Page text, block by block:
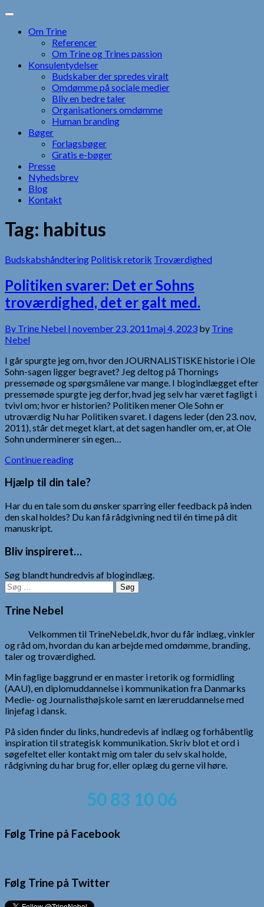
Skip
contentOm Trine
Referencer
Om Trine og Trines passion
Konsulentydelser
Budskaber der spredes viralt
Omdømme på sociale medier
Bliv en bedre taler
Organisationers omdømme
Human branding
Bøger
Forlagsbøger
Gratis e-bøger
Presse
Nyhedsbrev
Blog
Kontakt
Tag: habitus
Budskabshåndtering Politisk retorik Troværdighed
Politiken svarer: Det er Sohns
troværdighed, det er galt med.
By Trine Nebel | november 23, 2011maj 4, 2023 by Trine
Nebel
I går spurgte jeg om, hvor den JOURNALISTISKE historie i Ole
Sohn-sagen ligger begravet? Jeg deltog på Thornings
pressemøde og spørgsmålene var mange. I blogindlægget efter
pressemøde spurgte jeg derfor, hvad jeg selv har været fagligt i
tvivl om; hvor er historien? Politiken mener Ole Sohn er
utroværdig Nu har Politiken svaret. I dagens leder (den 23. nov,
2011), står det meget klart, at det sagen handler om, er, at Ole
Sohn underminerer sin egen…
Continue reading
Hjælp til din tale?
Har du en tale som du ønsker sparring eller feedback på inden
den skal holdes? Du kan få rådgivning ned til én time på dit
manuskript.
Bliv inspireret…
Søg blandt hundredvis af blogindlæg.
Søg
efter:
Trine Nebel
Velkommen til TrineNebel.dk, hvor du får indlæg, vinkler
og råd om, hvordan du kan arbejde med omdømme, branding,
taler og troværdighed.
Min faglige baggrund er en master i retorik og formidling
(AAU), en diplomuddannelse i kommunikation fra Danmarks
Medie- og Journalisthøjskole samt en læreruddannelse med
linjefag i dansk.
På siden finder du links, hundredevis af indlæg og forhåbentlig
inspiration til strategisk kommunikation. Skriv blot et ord i
søgefeltet eller kontakt mig om taler du selv skal holde,
rådgivning du har brug for, eller oplæg du gerne vil høre.
50 83 10 06
Følg Trine på Facebook
Følg Trine på Twitter